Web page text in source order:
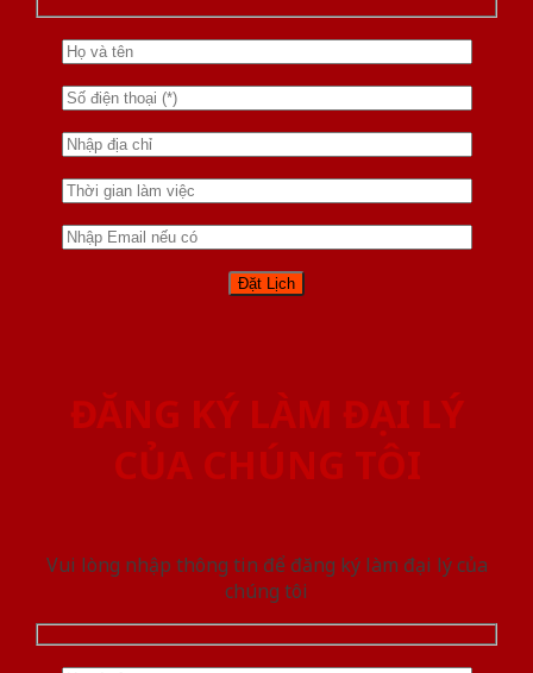
ĐĂNG KÝ LÀM ĐẠI LÝ
CỦA CHÚNG TÔI
Vui lòng nhập thông tin để đăng ký làm đại lý của
chúng tôi